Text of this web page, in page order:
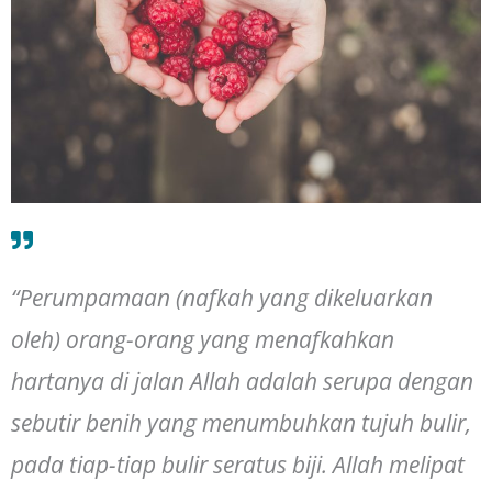
“Perumpamaan (nafkah yang dikeluarkan
oleh) orang-orang yang menafkahkan
hartanya di jalan Allah adalah serupa dengan
sebutir benih yang menumbuhkan tujuh bulir,
pada tiap-tiap bulir seratus biji. Allah melipat